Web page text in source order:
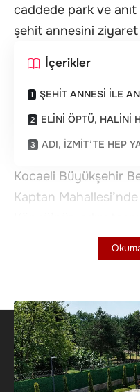
caddede park ve anıt
şehit annesini
İçerikler
ŞEHİT ANNESİ İLE
ELİNİ ÖPTÜ, HALİNİ
ADI, İZMİT’TE HEP
Kocaeli Büyükşehir
Kaptan
hatırasını yaşatmak
Başkan Büyükakın,